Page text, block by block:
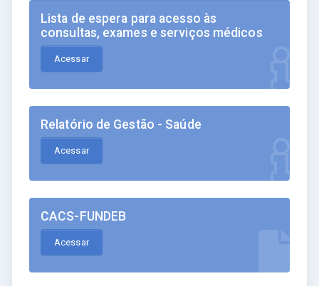
Lista de espera para acesso às
consultas, exames e serviços médicos
Acessar
Relatório de Gestão - Saúde
Acessar
CACS-FUNDEB
Acessar